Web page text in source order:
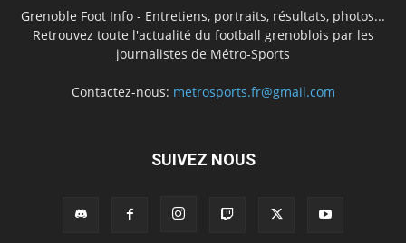
Grenoble Foot Info - Entretiens, portraits, résultats, photos...
Retrouvez toute l'actualité du football grenoblois par les
journalistes de Métro-Sports
Contactez-nous: metrosports.fr@gmail.com
SUIVEZ NOUS